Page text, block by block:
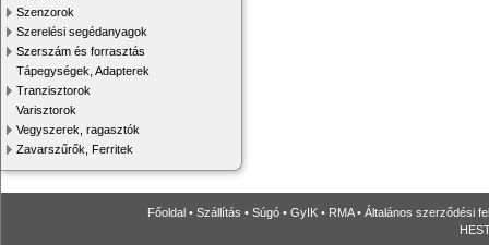
Szenzorok
Szerelési segédanyagok
Szerszám és forrasztás
Tápegységek, Adapterek
Tranzisztorok
Varisztorok
Vegyszerek, ragasztók
Zavarszűrők, Ferritek
Főoldal • Szállítás • Súgó • GyIK • RMA• Általános szerződési